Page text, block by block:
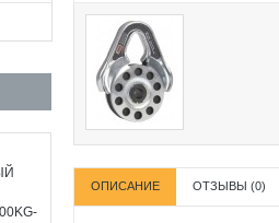
ОПИСАНИЕ ОТЗЫВЫ (0)